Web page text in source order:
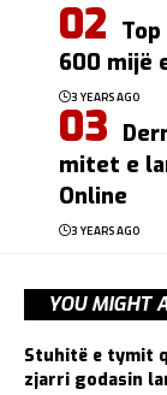
600 mijë
3 YEARS AGO
mitet e
Online
3 YEARS AGO
YOU MIGHT
Stuhitë e tymit
zjarri godasin